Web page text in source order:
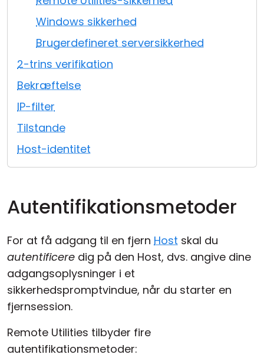
Windows sikkerhed
Brugerdefineret serversikkerhed
2-trins verifikation
Bekræftelse
IP-filter
Tilstande
Host-identitet
Autentifikationsmetoder
For at få adgang til en fjern Host skal du
autentificere dig på den Host, dvs. angive dine
adgangsoplysninger i et
sikkerhedspromptvindue, når du starter en
fjernsession.
Remote Utilities tilbyder fire
autentifikationsmetoder:
Cloud og Lokalt